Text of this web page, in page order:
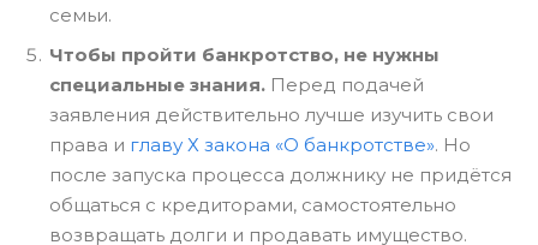
семьи.
Чтобы пройти банкротство, не нужны
специальные знания. Перед подачей
заявления действительно лучше изучить свои
права и главу Х закона «О банкротстве». Но
после запуска процесса должнику не придётся
общаться с кредиторами, самостоятельно
возвращать долги и продавать имущество.